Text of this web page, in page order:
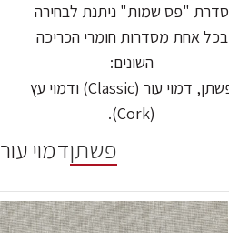
סדרת "פס שמות" ניתנת לבחירה
בכל אחת מסדרות חומרי הכריכה
השונים:
פשתן, דמוי עור (Classic) ודמוי עץ
(Cork).
פשתןדמוי עור